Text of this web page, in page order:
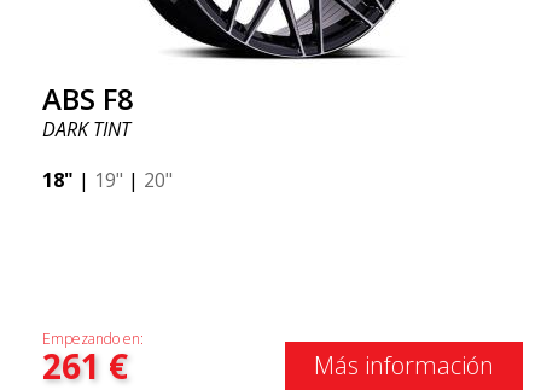
ABS F8
DARK TINT
18" | 19" | 20"
Empezando en:
261 € Más información